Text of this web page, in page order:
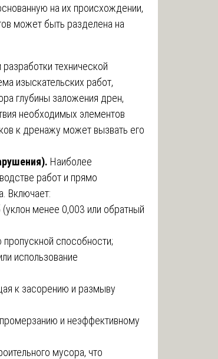
на их происхождении,
может быть разделена на
технической
изыскательских работ,
глубины заложения дрен,
необходимых элементов
к дренажу может вызвать его
Наиболее
работ и прямо
Включает:
менее 0,003 или обратный
способности;
использование
к засорению и размыву
и неэффективному
мусора, что